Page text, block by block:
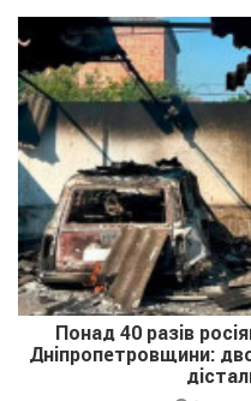
Понад 40 разів
Дніпропетровщини: